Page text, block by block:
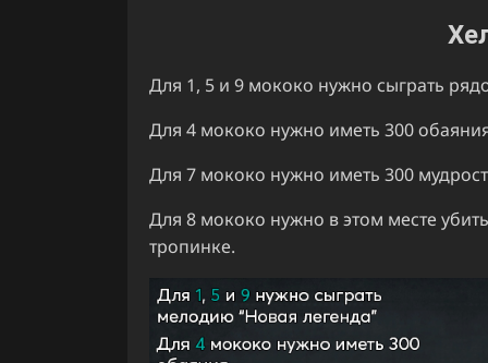
Для 1, 5 и 9 мококо нужно сыграть
Для 4 мококо нужно иметь 300
Для 7 мококо нужно иметь 300
Для 8 мококо нужно в этом месте
тропинке.